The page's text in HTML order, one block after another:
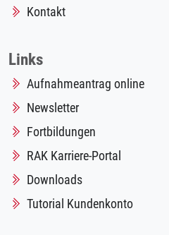
Kontakt
Links
Aufnahmeantrag online
Newsletter
Fortbildungen
RAK Karriere-Portal
Downloads
Tutorial Kundenkonto